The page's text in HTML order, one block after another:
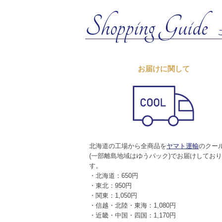
Shopping Guide
お届けに関して
北海道の工場から全商品をヤマト運輸のクー
(一部離島地域はゆうパック)でお届けしてお
す。
・北海道：650円
・東北：950円
・関東：1,050円
・信越・北陸・東海：1,080円
・近畿・中国・四国：1,170円